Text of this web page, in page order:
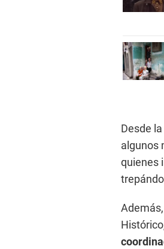
Desde
algunos
quienes